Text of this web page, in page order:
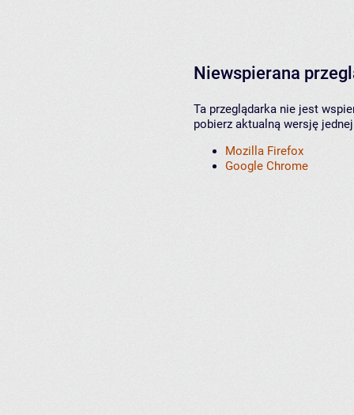
Niewspierana
Ta przeglądarka nie jest
pobierz aktualną wersję
Mozilla Firefox
Google Chrome